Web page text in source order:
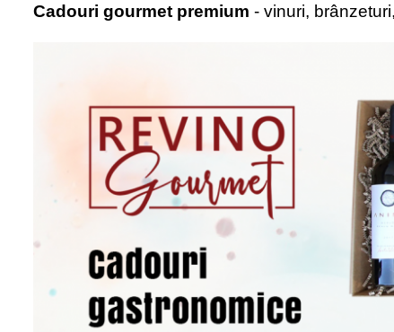
Cadouri gourmet premium - vinuri,